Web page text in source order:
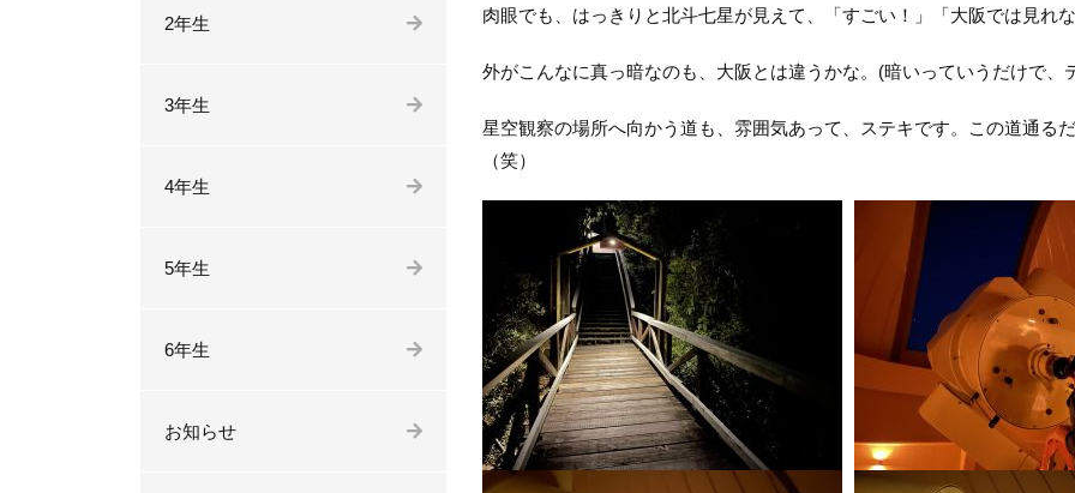
肉眼でも、はっきりと北斗七星が見えて、「すごい！」「大阪では見れ
外がこんなに真っ暗なのも、大阪とは違うかな。(暗いっていうだけで、
星空観察の場所へ向かう道も、雰囲気あって、ステキです。この道通る
（笑）
2年生
3年生
4年生
5年生
6年生
お知らせ